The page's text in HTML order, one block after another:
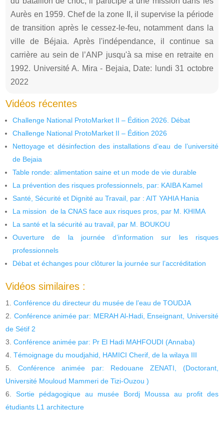
Aurès en 1959. Chef de la zone II, il supervise la période
de transition après le cessez-le-feu, notamment dans la
ville de Béjaia. Après l'indépendance, il continue sa
carrière au sein de l’ANP jusqu'à sa mise en retraite en
1992. Université A. Mira - Bejaia, Date: lundi 31 octobre
2022
Vidéos récentes
Challenge National ProtoMarket II – Édition 2026. Débat
Challenge National ProtoMarket II – Édition 2026
Nettoyage et désinfection des installations d’eau de l’université
de Bejaia
Table ronde: alimentation saine et un mode de vie durable
La prévention des risques professionnels, par: KAIBA Kamel
Santé, Sécurité et Dignité au Travail, par : AIT YAHIA Hania
La mission de la CNAS face aux risques pros, par M. KHIMA
La santé et la sécurité au travail, par M. BOUKOU
Ouverture de la journée d’information sur les risques
professionnels
Débat et échanges pour clôturer la journée sur l’accréditation
Vidéos similaires :
Conférence du directeur du musée de l’eau de TOUDJA
Conférence animée par: MERAH Al-Hadi, Enseignant, Université
de Sétif 2
Conférence animée par: Pr El Hadi MAHFOUDI (Annaba)
Témoignage du moudjahid, HAMICI Cherif, de la wilaya III
Conférence animée par: Redouane ZENATI, (Doctorant,
Université Mouloud Mammeri de Tizi-Ouzou )
Sortie pédagogique au musée Bordj Moussa au profit des
étudiants L1 architecture